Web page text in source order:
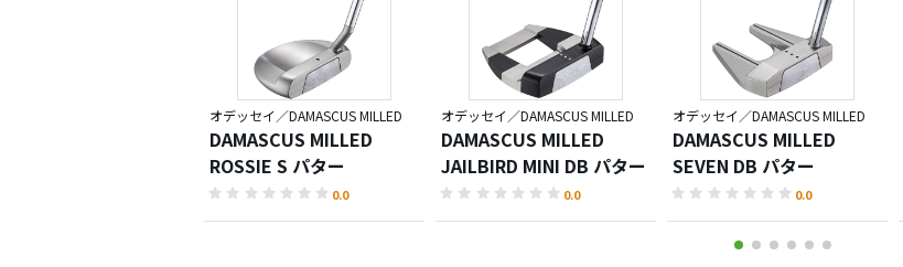
オデッセイ／DAMASCUS MILLED
DAMASCUS MILLED
ROSSIE S パター
0.0
オデッセイ／DAMASCUS MILLED
DAMASCUS MILLED
JAILBIRD MINI DB パター
0.0
オデッセイ／DAMASCUS MILLED
DAMASCUS MILLED
SEVEN DB パター
0.0